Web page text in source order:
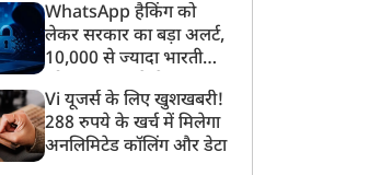
WhatsApp हैकिंग को
लेकर सरकार का बड़ा अलर्ट,
10,000 से ज्यादा भारतीयों
गया
Vi यूजर्स के लिए खुशखबरी!
288 रुपये के खर्च में मिलेगा
अनलिमिटेड कॉलिंग और डेटा